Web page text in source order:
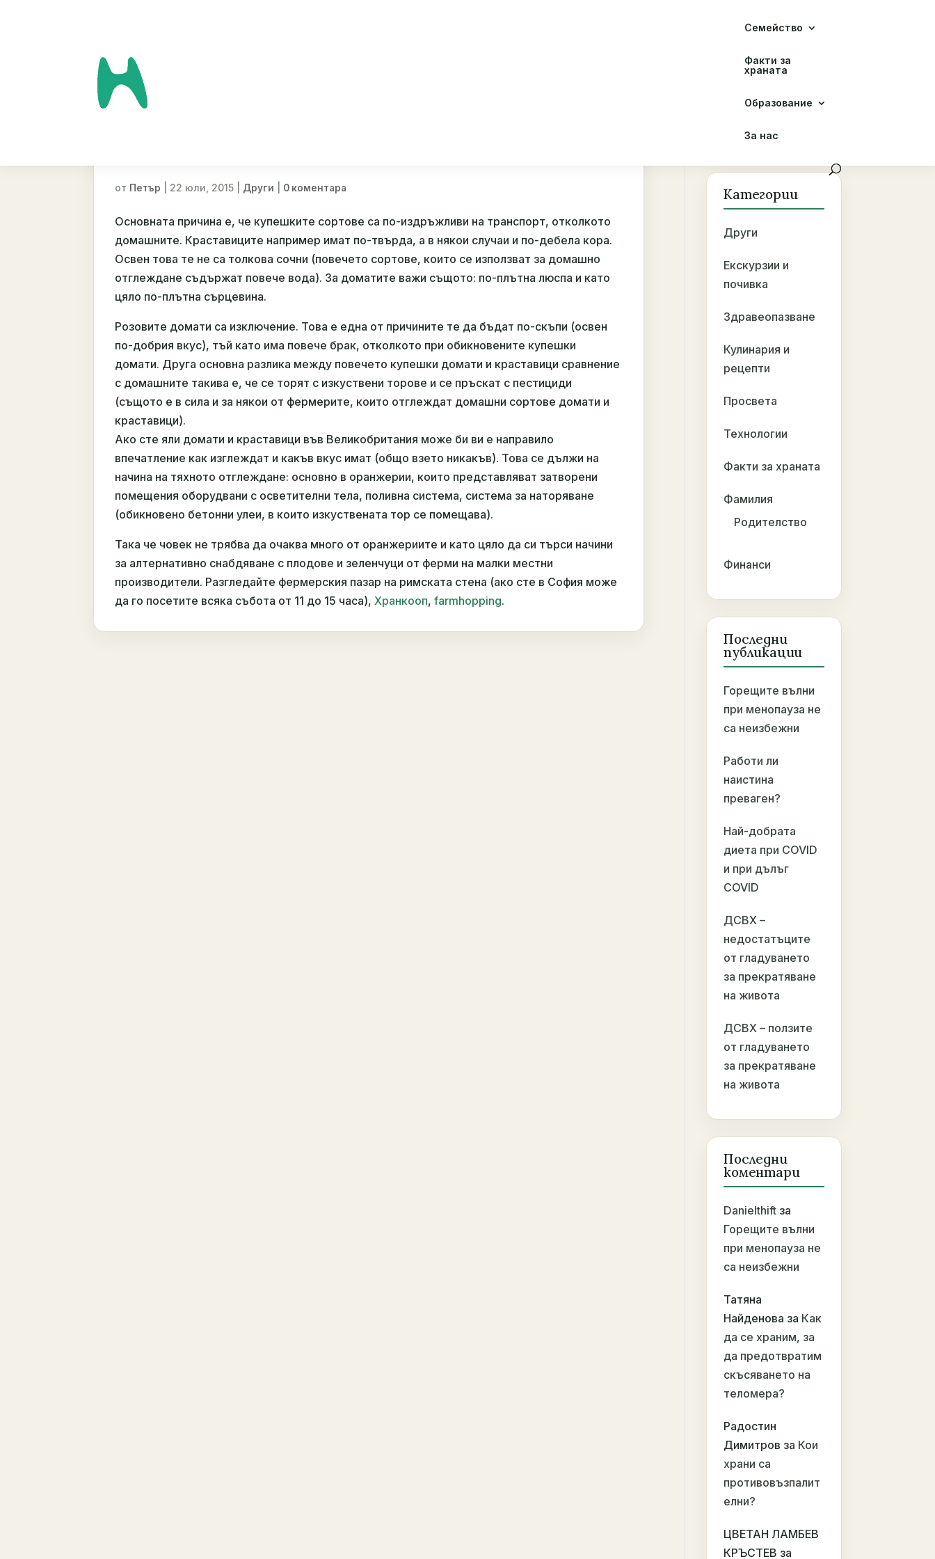
Семейство
Факти за
храната
Образование
За нас
от Петър 22 юли, 2015 Други 0 коментара
Основната причина е, че купешките сортове са по-издръжливи на транспорт, отколкото
домашните. Краставиците например имат по-твърда, а в някои случаи и по-дебела кора.
Освен това те не са толкова сочни (повечето сортове, които се използват за домашно
отглеждане съдържат повече вода). За доматите важи същото: по-плътна люспа и като
цяло по-плътна сърцевина.
Розовите домати са изключение. Това е една от причините те да бъдат по-скъпи (освен
по-добрия вкус), тъй като има повече брак, отколкото при обикновените купешки
домати. Друга основна разлика между повечето купешки домати и краставици сравнение
с домашните такива е, че се торят с изкуствени торове и се пръскат с пестициди
(същото е в сила и за някои от фермерите, които отглеждат домашни сортове домати и
краставици).
Ако сте яли домати и краставици във Великобритания може би ви е направило
впечатление как изглеждат и какъв вкус имат (общо взето никакъв). Това се дължи на
начина на тяхното отглеждане: основно в оранжерии, които представляват затворени
помещения оборудвани с осветителни тела, поливна система, система за наторяване
(обикновено бетонни улеи, в които изкуствената тор се помещава).
Така че човек не трябва да очаква много от оранжериите и като цяло да си търси начини
за алтернативно снабдяване с плодове и зеленчуци от ферми на малки местни
производители. Разгледайте фермерския пазар на римската стена (ако сте в София може
да го посетите всяка събота от 11 до 15 часа),Хранкооп,farmhopping.
Категории
Други
Екскурзии и
почивка
Здравеопазване
Кулинария и
рецепти
Просвета
Технологии
Факти за храната
Фамилия
Родителство
Финанси
Последни
публикации
Горещите вълни
при менопауза не
са неизбежни
Работи ли
наистина
преваген?
Най-добрата
диета при COVID
и при дълъг
COVID
ДСВХ –
недостатъците
от гладуването
за прекратяване
на живота
ДСВХ – ползите
от гладуването
за прекратяване
на живота
Последни
коментари
Danielthift за
Горещите вълни
при менопауза не
са неизбежни
Татяна
Найденова за Как
да се храним, за
да предотвратим
скъсяването на
теломера?
Радостин
Димитров за Кои
храни са
противовъзпалит
елни?
ЦВЕТАН ЛАМБЕВ
КРЪСТЕВ за